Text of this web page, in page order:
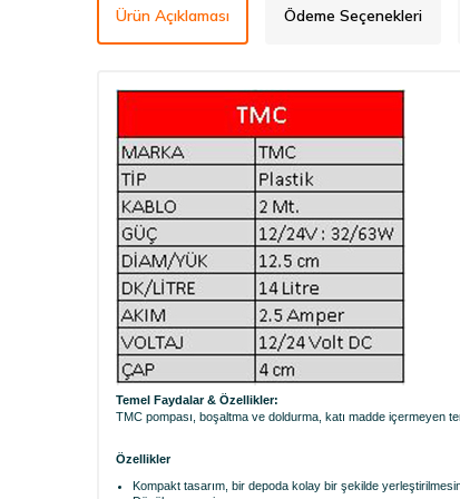
Ürün Açıklaması Ödeme Seçenekleri
Temel Faydalar & Özellikler:
TMC pompası, boşaltma ve doldurma, katı madde içermeyen
Özellikler
Kompakt tasarım, bir depoda kolay bir şekilde